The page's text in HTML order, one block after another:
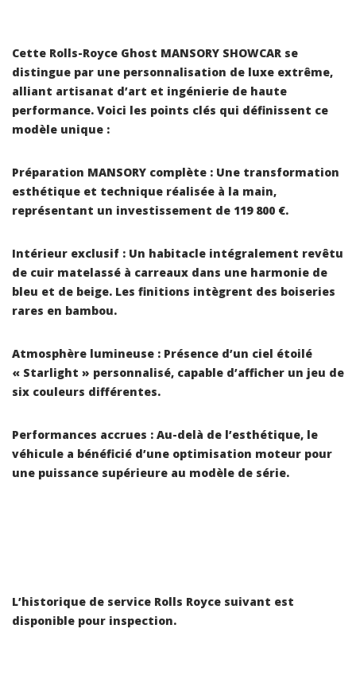
Cette Rolls-Royce Ghost MANSORY SHOWCAR se
distingue par une personnalisation de luxe extrême,
alliant artisanat d’art et ingénierie de haute
performance. Voici les points clés qui définissent ce
modèle unique :
Préparation MANSORY complète : Une transformation
esthétique et technique réalisée à la main,
représentant un investissement de 119 800 €.
Intérieur exclusif : Un habitacle intégralement revêtu
de cuir matelassé à carreaux dans une harmonie de
bleu et de beige. Les finitions intègrent des boiseries
rares en bambou.
Atmosphère lumineuse : Présence d’un ciel étoilé
« Starlight » personnalisé, capable d’afficher un jeu de
six couleurs différentes.
Performances accrues : Au-delà de l’esthétique, le
véhicule a bénéficié d’une optimisation moteur pour
une puissance supérieure au modèle de série.
L’historique de service Rolls Royce suivant est
disponible pour inspection.